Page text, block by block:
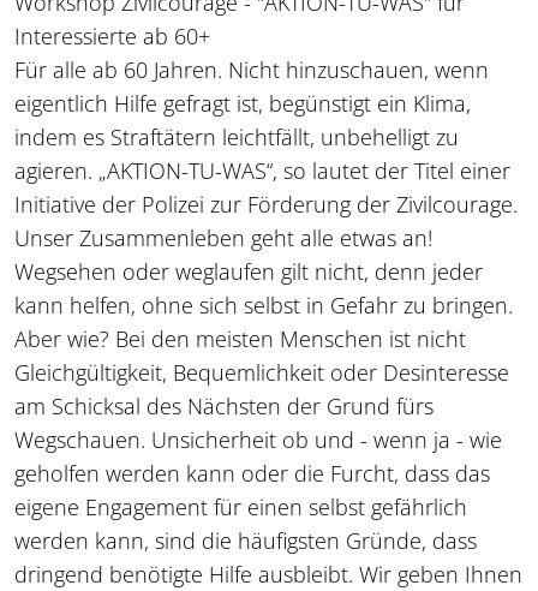
Interessierte ab 60+
Für alle ab 60 Jahren. Nicht hinzuschauen, wenn
eigentlich Hilfe gefragt ist, begünstigt ein Klima,
indem es Straftätern leichtfällt, unbehelligt zu
agieren. „AKTION-TU-WAS“, so lautet der Titel einer
Initiative der Polizei zur Förderung der Zivilcourage.
Unser Zusammenleben geht alle etwas an!
Wegsehen oder weglaufen gilt nicht, denn jeder
kann helfen, ohne sich selbst in Gefahr zu bringen.
Aber wie? Bei den meisten Menschen ist nicht
Gleichgültigkeit, Bequemlichkeit oder Desinteresse
am Schicksal des Nächsten der Grund fürs
Wegschauen. Unsicherheit ob und - wenn ja - wie
geholfen werden kann oder die Furcht, dass das
eigene Engagement für einen selbst gefährlich
werden kann, sind die häufigsten Gründe, dass
dringend benötigte Hilfe ausbleibt. Wir geben Ihnen